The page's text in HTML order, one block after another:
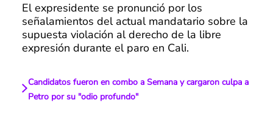
El expresidente se pronunció por los
señalamientos del actual mandatario sobre la
supuesta violación al derecho de la libre
expresión durante el paro en Cali.
Candidatos fueron en combo a Semana y cargaron culpa a
Petro por su "odio profundo"